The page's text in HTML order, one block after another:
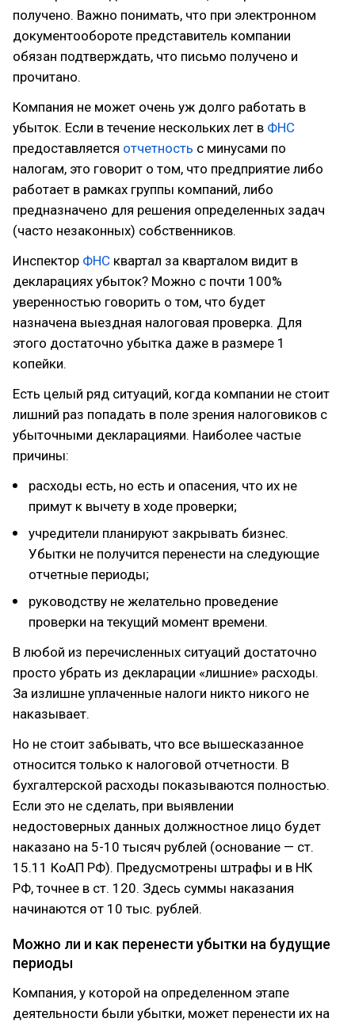
получено. Важно понимать, что при электронном
документообороте представитель компании
обязан подтверждать, что письмо получено и
прочитано.
Компания не может очень уж долго работать в
убыток. Если в течение нескольких лет в ФНС
предоставляется отчетность с минусами по
налогам, это говорит о том, что предприятие либо
работает в рамках группы компаний, либо
предназначено для решения определенных задач
(часто незаконных) собственников.
Инспектор ФНС квартал за кварталом видит в
декларациях убыток? Можно с почти 100%
уверенностью говорить о том, что будет
назначена выездная налоговая проверка. Для
этого достаточно убытка даже в размере 1
копейки.
Есть целый ряд ситуаций, когда компании не стоит
лишний раз попадать в поле зрения налоговиков с
убыточными декларациями. Наиболее частые
причины:
расходы есть, но есть и опасения, что их не
примут к вычету в ходе проверки;
учредители планируют закрывать бизнес.
Убытки не получится перенести на следующие
отчетные периоды;
руководству не желательно проведение
проверки на текущий момент времени.
В любой из перечисленных ситуаций достаточно
просто убрать из декларации «лишние» расходы.
За излишне уплаченные налоги никто никого не
наказывает.
Но не стоит забывать, что все вышесказанное
относится только к налоговой отчетности. В
бухгалтерской расходы показываются полностью.
Если это не сделать, при выявлении
недостоверных данных должностное лицо будет
наказано на 5-10 тысяч рублей (основание — ст.
15.11 КоАП РФ). Предусмотрены штрафы и в НК
РФ, точнее в ст. 120. Здесь суммы наказания
начинаются от 10 тыс. рублей.
Можно ли и как перенести убытки на будущие
периоды
Компания, у которой на определенном этапе
деятельности были убытки, может перенести их на